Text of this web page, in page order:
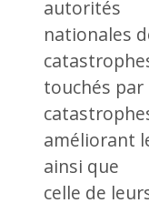
autorités
nationales
touchés par
améliorant
ainsi que
celle de